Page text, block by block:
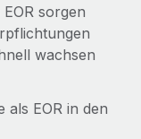
sorgen
wachsen
als EOR in den